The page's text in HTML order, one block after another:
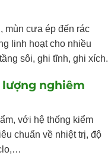
mùn cưa ép đến rác
linh hoạt cho nhiều
sôi, ghi tĩnh, ghi xích.
lượng nghiêm
với hệ thống kiểm
chuẩn về nhiệt trị, độ